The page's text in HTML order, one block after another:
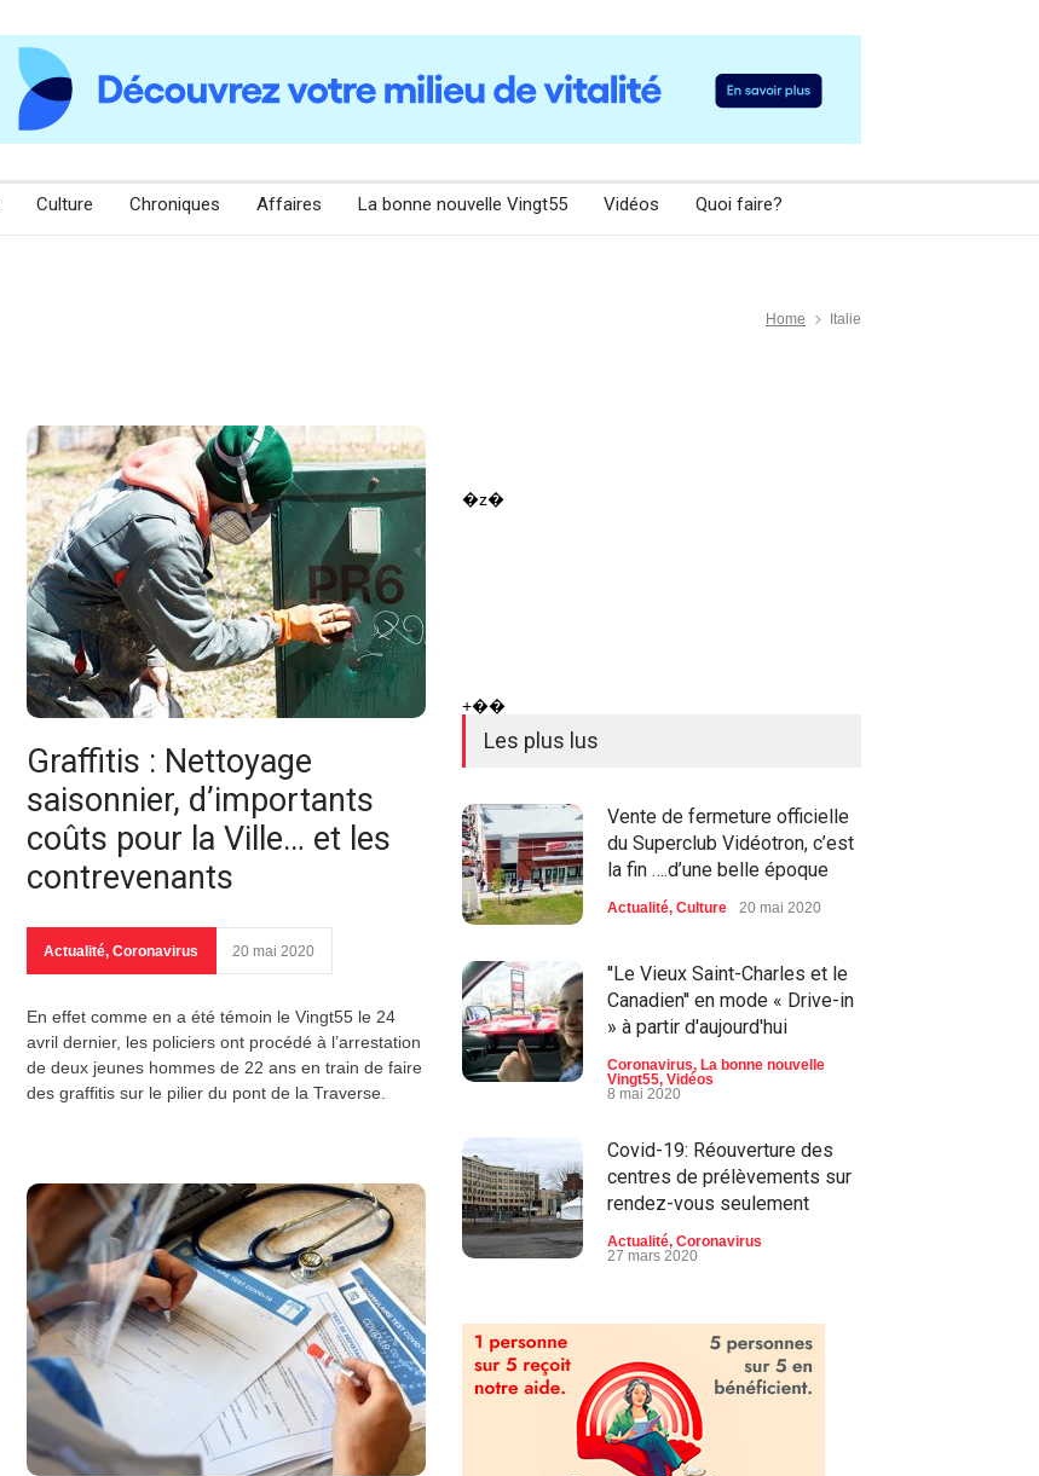
Culture Chroniques Affaires La bonne nouvelle Vingt55 Vidéos Quoi faire?
Home Italie
Graffitis : Nettoyage
saisonnier, d’importants
coûts pour la Ville… et les
contrevenants
Actualité, Coronavirus 20 mai 2020
En effet comme en a été témoin le Vingt55 le 24
avril dernier, les policiers ont procédé à l’arrestation
de deux jeunes hommes de 22 ans en train de faire
des graffitis sur le pilier du pont de la Traverse.
�z�
+��
Les plus lus
Vente de fermeture officielle
du Superclub Vidéotron, c’est
la fin ….d’une belle époque
Actualité, Culture 20 mai 2020
''Le Vieux Saint-Charles et le
Canadien'' en mode « Drive-in
» à partir d'aujourd'hui
Coronavirus, La bonne nouvelle
Vingt55, Vidéos
8 mai 2020
Covid-19: Réouverture des
centres de prélèvements sur
rendez-vous seulement
Actualité, Coronavirus
27 mars 2020
générale d'expérience à
l’APPAMM-Drummond
Actualité,La bonne nouvelle
Vingt55
27 mai 2020